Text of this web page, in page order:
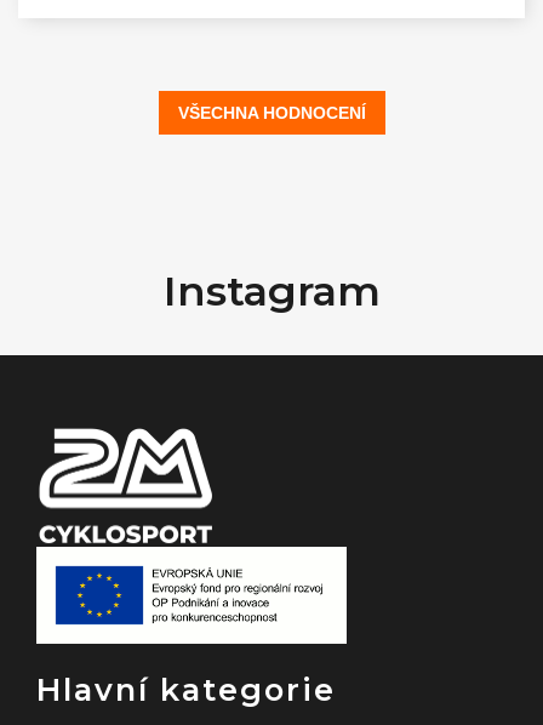
VŠECHNA HODNOCENÍ
t
Instagram
Hlavní kategorie